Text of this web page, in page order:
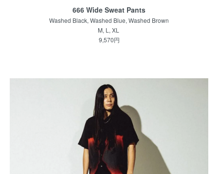
666 Wide Sweat Pants
Washed Black, Washed Blue, Washed Brown
M, L, XL
9,570円